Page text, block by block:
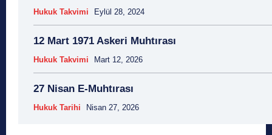
Hukuk Takvimi Eylül 28, 2024
12 Mart 1971 Askeri Muhtırası
Hukuk Takvimi Mart 12, 2026
27 Nisan E-Muhtırası
Hukuk Tarihi Nisan 27, 2026